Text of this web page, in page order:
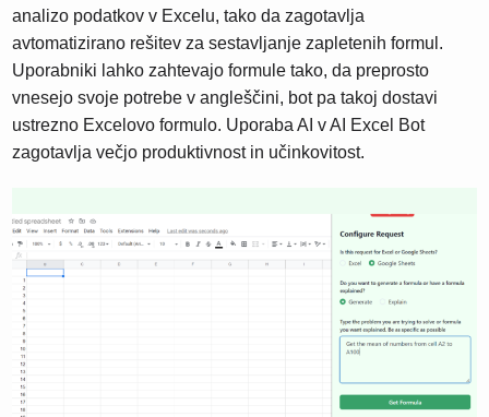
analizo podatkov v Excelu, tako da zagotavlja
avtomatizirano rešitev za sestavljanje zapletenih formul.
Uporabniki lahko zahtevajo formule tako, da preprosto
vnesejo svoje potrebe v angleščini, bot pa takoj dostavi
ustrezno Excelovo formulo. Uporaba AI v AI Excel Bot
zagotavlja večjo produktivnost in učinkovitost.